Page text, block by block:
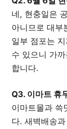
네, 현충일은
아니므로 대부
일부 점포는
수 있으니 가
합니다.
Q3. 이마트 휴
이마트몰과 쓱
다. 새벽배송